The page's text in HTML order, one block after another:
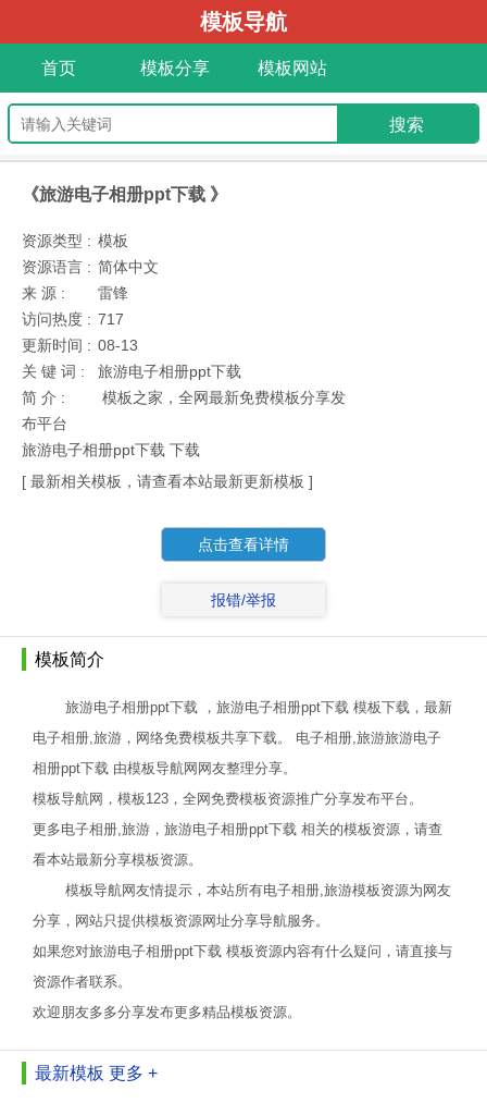
模板导航
首页 模板分享 模板网站
《旅游电子相册ppt下载 》
资源类型 : 模板
资源语言 : 简体中文
来 源 :
雷锋
访问热度 : 717
更新时间 : 08-13
关 键 词 :
旅游电子相册ppt下载
简 介 :
模板之家，全网最新免费模板分享发
布平台
旅游电子相册ppt下载 下载
[ 最新相关模板，请查看本站最新更新模板 ]
点击查看详情
报错/举报
模板简介
旅游电子相册ppt下载 ，旅游电子相册ppt下载 模板下载，最新
电子相册,旅游，网络免费模板共享下载。 电子相册,旅游旅游电子
相册ppt下载 由模板导航网网友整理分享。
模板导航网，模板123，全网免费模板资源推广分享发布平台。
更多电子相册,旅游，旅游电子相册ppt下载 相关的模板资源，请查
看本站最新分享模板资源。
模板导航网友情提示，本站所有电子相册,旅游模板资源为网友
分享，网站只提供模板资源网址分享导航服务。
如果您对旅游电子相册ppt下载 模板资源内容有什么疑问，请直接与
资源作者联系。
欢迎朋友多多分享发布更多精品模板资源。
最新模板 更多 +